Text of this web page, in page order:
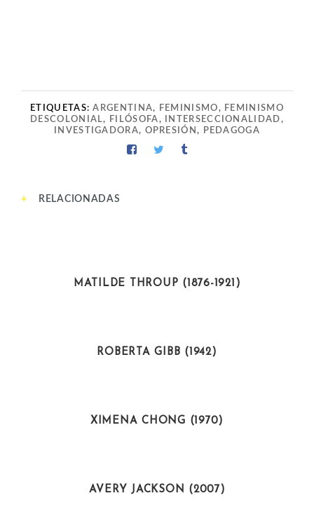
ETIQUETAS:ARGENTINA, FEMINISMO, FEMINISMO
DESCOLONIAL, FILÓSOFA, INTERSECCIONALIDAD,
INVESTIGADORA, OPRESIÓN , PEDAGOGA
RELACIONADAS
MATILDE THROUP (1876-1921)
ROBERTA GIBB (1942)
XIMENA CHONG (1970)
AVERY JACKSON (2007)